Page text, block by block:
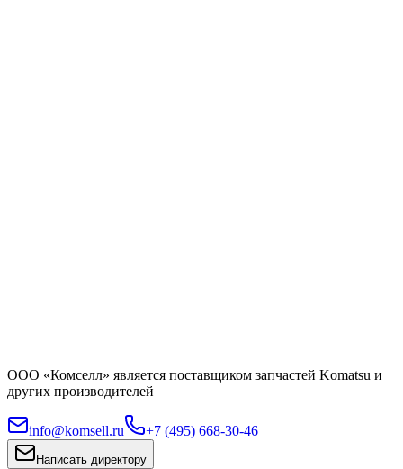
ООО «Комселл» является поставщиком запчастей Komatsu и
других производителей
info@komsell.ru +7 (495) 668-30-46
Написать директору